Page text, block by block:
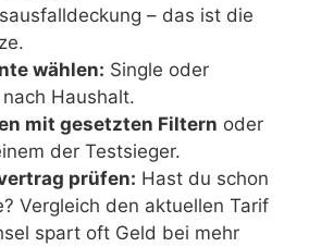
– das ist die
wählen: Single oder
Haushalt.
mit gesetzten Filtern oder
der Testsieger.
prüfen: Hast du schon
Vergleich den aktuellen Tarif
spart oft Geld bei mehr